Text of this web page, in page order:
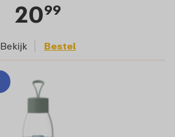
2099
Bekijk Bestel